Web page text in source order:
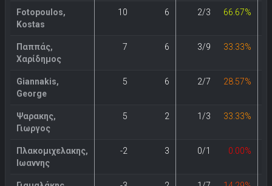
Fotopoulos,
Kostas
10 6 2/3 66.67%
Παππάς,
Χαρίδημος
7 6 3/9 33.33%
Giannakis,
George
5 6 2/7 28.57%
Ψαρακης,
Γιωργος
5 2 1/3 33.33%
Πλακομιχελακης,
Ιωαννης
-2 3 0/1 0.00%